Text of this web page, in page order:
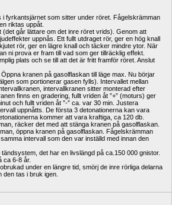
i fyrkantsjärnet som sitter under röret. Fågelskrämman
riktas uppåt.
(det går lättare om det inre röret vrids). Genom att
uppnås. Ett fullt utdraget rör, ger en hög knall
rör, ger en lägre knall och täcker mindre ytor. När
ni prova er fram till vad som ger tillräcklig effekt.
plats och se till att det är fritt framför röret. Anslut
kranen på gasolflaskan till läge max. Nu börjar
som portionerar gasen fylls). Intervallet mellan
intervallkranen sitter monterad efter
finns en gradering, fullt vriden åt ”+” (moturs) ger
och fullt vriden åt ”-” ca. var 30 min. Justera
uppnåtts. De första 3 detonationerna kan vara
kommer att vara kraftiga, ca 120 db.
räcker det med att stänga kranen på gasolflaskan.
öppna kranen på gasolflaskan. Fågelskrämman
intervall som den var inställd med innan den
det har en livslängd på ca.150 000 gnistor.
ca 6-8 år.
under en längre tid, smörj de inre rörliga delarna
den tas i bruk igen.